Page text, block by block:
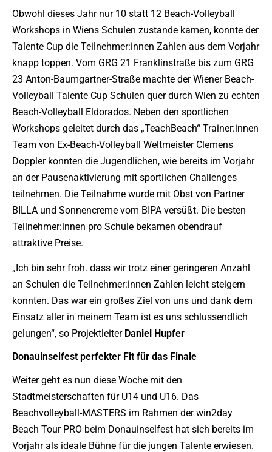
Obwohl dieses Jahr nur 10 statt 12 Beach-Volleyball
Workshops in Wiens Schulen zustande kamen, konnte der
Talente Cup die Teilnehmer:innen Zahlen aus dem Vorjahr
knapp toppen. Vom GRG 21 Franklinstraße bis zum GRG
23 Anton-Baumgartner-Straße machte der Wiener Beach-
Volleyball Talente Cup Schulen quer durch Wien zu echten
Beach-Volleyball Eldorados. Neben den sportlichen
Workshops geleitet durch das „TeachBeach“ Trainer:innen
Team von Ex-Beach-Volleyball Weltmeister Clemens
Doppler konnten die Jugendlichen, wie bereits im Vorjahr
an der Pausenaktivierung mit sportlichen Challenges
teilnehmen. Die Teilnahme wurde mit Obst von Partner
BILLA und Sonnencreme vom BIPA versüßt. Die besten
Teilnehmer:innen pro Schule bekamen obendrauf
attraktive Preise.
„Ich bin sehr froh. dass wir trotz einer geringeren Anzahl
an Schulen die Teilnehmer:innen Zahlen leicht steigern
konnten. Das war ein großes Ziel von uns und dank dem
Einsatz aller in meinem Team ist es uns schlussendlich
gelungen“, so Projektleiter Daniel Hupfer
Donauinselfest perfekter Fit für das Finale
Weiter geht es nun diese Woche mit den
Stadtmeisterschaften für U14 und U16. Das
Beachvolleyball-MASTERS im Rahmen der win2day
Beach Tour PRO beim Donauinselfest hat sich bereits im
Vorjahr als ideale Bühne für die jungen Talente erwiesen.